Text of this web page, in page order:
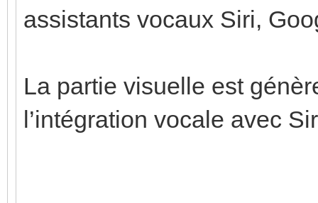
assistants vocaux Siri,
La partie visuelle est
l’intégration vocale avec